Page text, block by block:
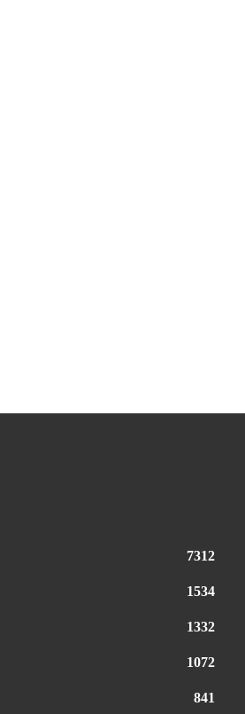
7312
1534
1332
1072
841